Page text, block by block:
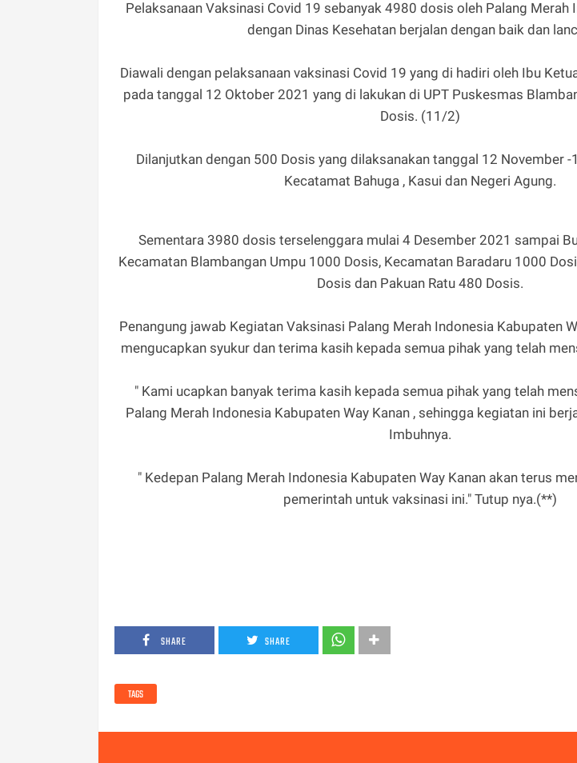
Pelaksanaan Vaksinasi Covid 19 sebanyak 4980 dosis oleh Palang Merah
dengan Dinas Kesehatan berjalan dengan baik dan
Diawali dengan pelaksanaan vaksinasi Covid 19 yang di hadiri oleh Ibu
pada tanggal 12 Oktober 2021 yang di lakukan di UPT Puskesmas
Dosis. (11/2)
Dilanjutkan dengan 500 Dosis yang dilaksanakan tanggal 12 November
Kecatamat Bahuga , Kasui dan Negeri Agung.
Sementara 3980 dosis terselenggara mulai 4 Desember 2021 sampai
Kecamatan Blambangan Umpu 1000 Dosis, Kecamatan Baradaru 1000
Dosis dan Pakuan Ratu 480 Dosis.
Penangung jawab Kegiatan Vaksinasi Palang Merah Indonesia Kabupaten
mengucapkan syukur dan terima kasih kepada semua pihak yang telah
" Kami ucapkan banyak terima kasih kepada semua pihak yang telah
Palang Merah Indonesia Kabupaten Way Kanan , sehingga kegiatan ini
Imbuhnya.
" Kedepan Palang Merah Indonesia Kabupaten Way Kanan akan terus
pemerintah untuk vaksinasi ini." Tutup nya.(**)
SHARE SHARE
TAGS